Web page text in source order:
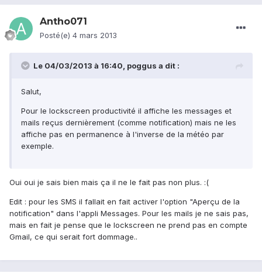
Antho071
Posté(e) 4 mars 2013
Le 04/03/2013 à 16:40, poggus a dit :
Salut,
Pour le lockscreen productivité il affiche les messages et
mails reçus dernièrement (comme notification) mais ne les
affiche pas en permanence à l'inverse de la météo par
exemple.
Oui oui je sais bien mais ça il ne le fait pas non plus. :(
Edit : pour les SMS il fallait en fait activer l'option "Aperçu de la
notification" dans l'appli Messages. Pour les mails je ne sais pas,
mais en fait je pense que le lockscreen ne prend pas en compte
Gmail, ce qui serait fort dommage..